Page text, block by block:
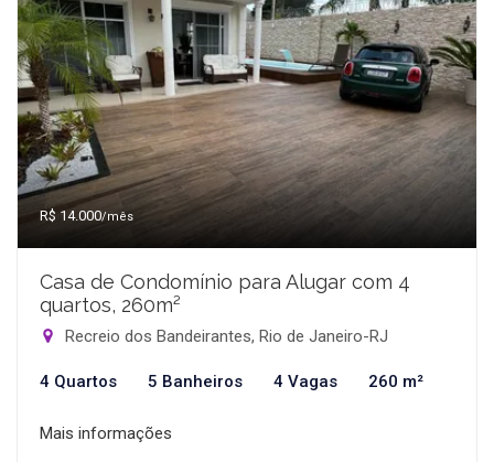
R$ 14.000/mês
Casa de Condomínio para Alugar com 4
quartos, 260m²
Recreio dos Bandeirantes, Rio de Janeiro-RJ
4 Quartos 5 Banheiros 4 Vagas 260 m²
Mais informações